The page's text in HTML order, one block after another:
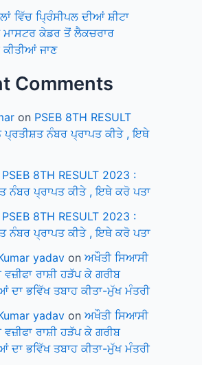
ਵਿੱਚ ਪ੍ਰਿੰਸੀਪਲ ਦੀਆਂ ਸ਼ੀਟਾ
ਕੇਡਰ ਤੋਂ ਲੈਕਚਰਾਰ
ਜਾਣ
Comments
on PSEB 8TH RESULT
ਪ੍ਰਤੀਸ਼ਤ ਨੰਬਰ ਪ੍ਰਾਪਤ ਕੀਤੇ , ਇਥੇ
PSEB 8TH RESULT 2023 :
ਨੰਬਰ ਪ੍ਰਾਪਤ ਕੀਤੇ , ਇਥੇ ਕਰੋ ਪਤਾ
PSEB 8TH RESULT 2023 :
ਨੰਬਰ ਪ੍ਰਾਪਤ ਕੀਤੇ , ਇਥੇ ਕਰੋ ਪਤਾ
yadav on ਅਖੌਤੀ ਸਿਆਸੀ
ਰਾਸ਼ੀ ਹੜੱਪ ਕੇ ਗਰੀਬ
ਦਾ ਭਵਿੱਖ ਤਬਾਹ ਕੀਤਾ-ਮੁੱਖ ਮੰਤਰੀ
yadav on ਅਖੌਤੀ ਸਿਆਸੀ
ਰਾਸ਼ੀ ਹੜੱਪ ਕੇ ਗਰੀਬ
ਦਾ ਭਵਿੱਖ ਤਬਾਹ ਕੀਤਾ-ਮੁੱਖ ਮੰਤਰੀ